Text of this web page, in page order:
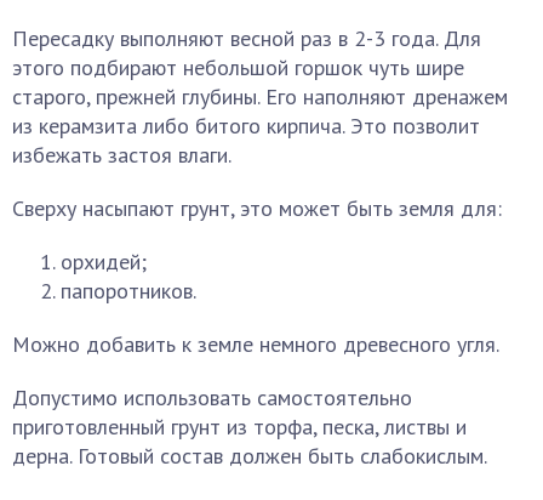
Пересадку выполняют весной раз в 2-3 года. Для
этого подбирают небольшой горшок чуть шире
старого, прежней глубины. Его наполняют дренажем
из керамзита либо битого кирпича. Это позволит
избежать застоя влаги.
Сверху насыпают грунт, это может быть земля для:
орхидей;
папоротников.
Можно добавить к земле немного древесного угля.
Допустимо использовать самостоятельно
приготовленный грунт из торфа, песка, листвы и
дерна. Готовый состав должен быть слабокислым.